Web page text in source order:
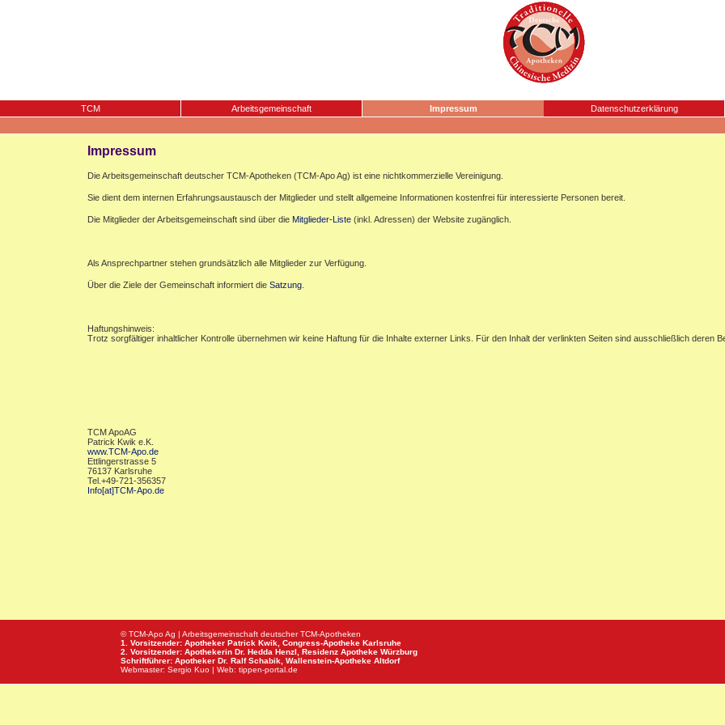
TCM Arbeitsgemeinschaft Impressum Datenschutzerklärung
Impressum
Die Arbeitsgemeinschaft deutscher TCM-Apotheken (TCM-Apo Ag) ist eine nichtkommerzielle Vereinigung.
Sie dient dem internen Erfahrungsaustausch der Mitglieder und stellt allgemeine Informationen kostenfrei für interessierte Personen bereit.
Die Mitglieder der Arbeitsgemeinschaft sind über die Mitglieder-Liste (inkl. Adressen) der Website zugänglich.
Als Ansprechpartner stehen grundsätzlich alle Mitglieder zur Verfügung.
Über die Ziele der Gemeinschaft informiert die Satzung
Haftungshinweis:
Trotz sorgfältiger inhaltlicher Kontrolle übernehmen wir keine Haftung für die Inhalte externer Links. Für den Inhalt der verlinkten Seiten sind ausschließlich deren
TCM ApoAG
Patrick Kwik e.K.
www.TCM-Apo.de
Ettlingerstrasse 5
76137 Karlsruhe
Tel.+49-721-356357
Info[at]TCM-Apo.de
© TCM-Apo Ag | Arbeitsgemeinschaft deutscher TCM-Apotheken
1. Vorsitzender: Apotheker Patrick Kwik, Congress-Apotheke Karlsruhe
2. Vorsitzender: Apothekerin Dr. Hedda Henzl, Residenz Apotheke Würzburg
Schriftführer: Apotheker Dr. Ralf Schabik, Wallenstein-Apotheke Altdorf
Webmaster: Sergio Kuo | Web: tippen-portal.de